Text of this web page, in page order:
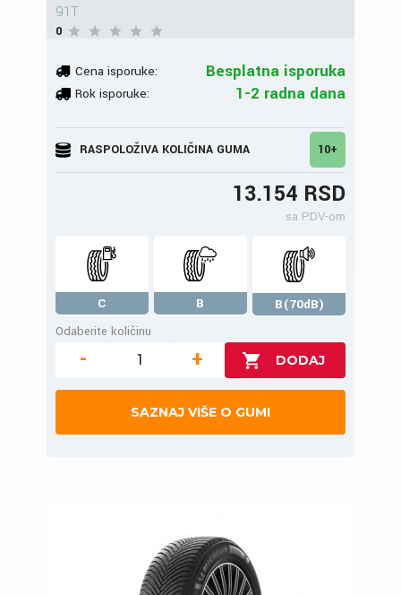
91T
0
Cena isporuke: Besplatna isporuka
Rok isporuke: 1-2 radna dana
RASPOLOŽIVA KOLIČINA GUMA 10+
13.154 RSD
sa PDV-om
C B
B(70dB)
Odaberite količinu
- +
SAZNAJ VIŠE O GUMI